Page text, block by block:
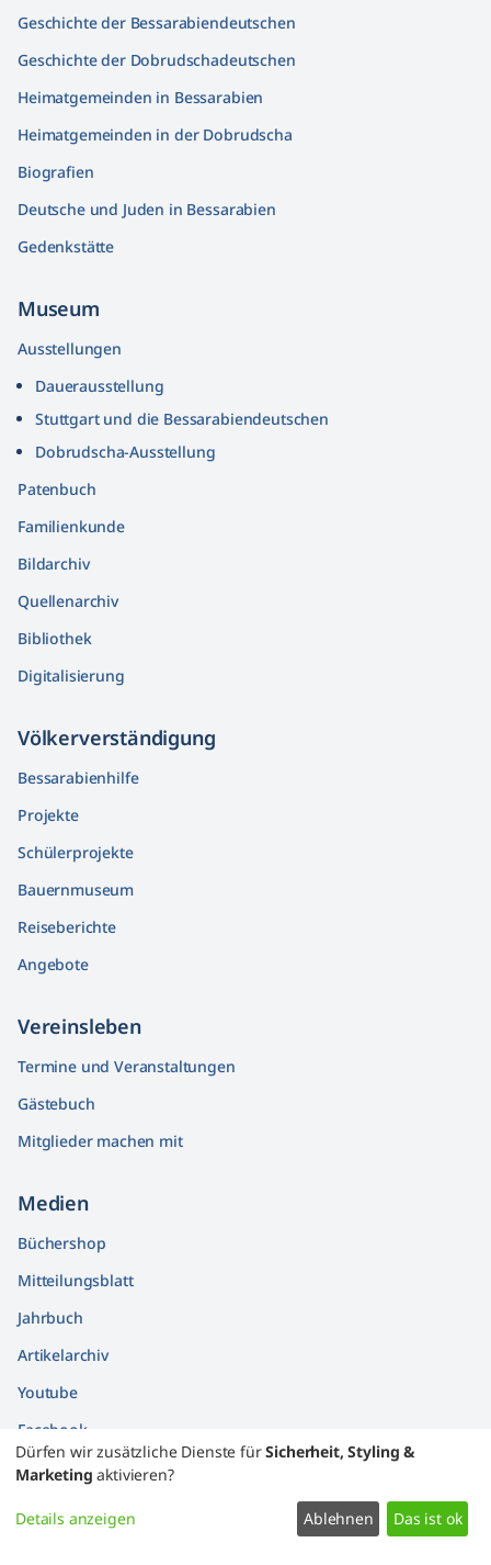
Geschichte der Bessarabiendeutschen
Geschichte der Dobrudschadeutschen
Heimatgemeinden in Bessarabien
Heimatgemeinden in der Dobrudscha
Biografien
Deutsche und Juden in Bessarabien
Gedenkstätte
Museum
Ausstellungen
Dauerausstellung
Stuttgart und die Bessarabiendeutschen
Dobrudscha­-Ausstellung
Patenbuch
Familienkunde
Bildarchiv
Quellenarchiv
Bibliothek
Digitalisierung
Völkerver­ständigung
Bessarabienhilfe
Projekte
Schülerprojekte
Bauernmuseum
Reiseberichte
Angebote
Vereinsleben
Termine und Veranstaltungen
Gästebuch
Mitglieder machen mit
Medien
Büchershop
Mitteilungsblatt
Jahrbuch
Artikelarchiv
Youtube
Facebook
Findbücher
Widerrufsformular
Dürfen wir zusätzliche Dienste fürSicherheit, Styling &
Marketing aktivieren?
Details anzeigen Ablehnen Das ist ok